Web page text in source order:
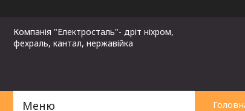
Компанія "Електросталь"- дріт ніхром,
фехраль, кантал, нержавійка